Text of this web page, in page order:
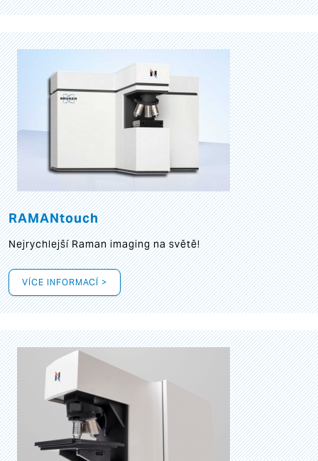
RAMANtouch
Nejrychlejší Raman imaging na světě!
VÍCE INFORMACÍ >